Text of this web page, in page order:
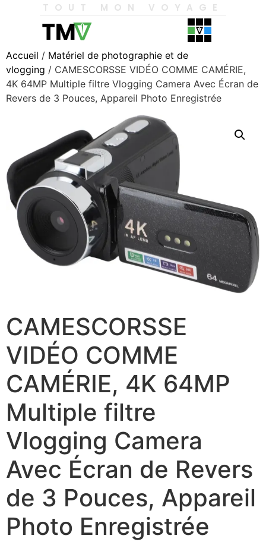
TOUT MON VOYAGE
Accueil / Matériel de photographie et de
vlogging / CAMESCORSSE VIDÉO COMME CAMÉRIE,
4K 64MP Multiple filtre Vlogging Camera Avec Écran de
Revers de 3 Pouces, Appareil Photo Enregistrée
CAMESCORSSE
VIDÉO COMME
CAMÉRIE, 4K 64MP
Multiple filtre
Vlogging Camera
Avec Écran de Revers
de 3 Pouces, Appareil
Photo Enregistrée